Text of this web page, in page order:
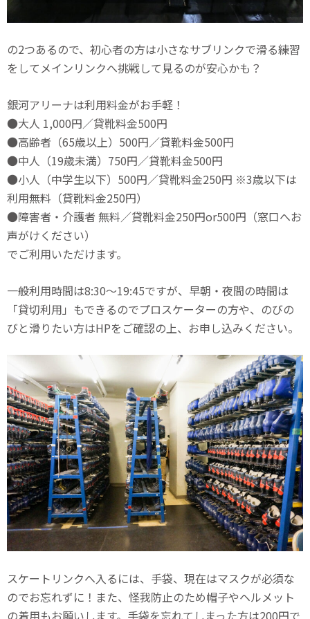
の2つあるので、初心者の方は小さなサブリンクで滑る練習
をしてメインリンクへ挑戦して見るのが安心かも？
銀河アリーナは利用料金がお手軽！
●大人 1,000円／貸靴料金500円
●高齢者（65歳以上）500円／貸靴料金500円
●中人（19歳未満）750円／貸靴料金500円
●小人（中学生以下）500円／貸靴料金250円 ※3歳以下は
利用無料（貸靴料金250円）
●障害者・介護者 無料／貸靴料金250円or500円（窓口へお
声がけください）
でご利用いただけます。
一般利用時間は8:30〜19:45ですが、早朝・夜間の時間は
「貸切利用」もできるのでプロスケーターの方や、のびの
びと滑りたい方はHPをご確認の上、お申し込みください。
スケートリンクへ入るには、手袋、現在はマスクが必須な
のでお忘れずに！また、怪我防止のため帽子やヘルメット
の着用もお願いします。手袋を忘れてしまった方は200円で